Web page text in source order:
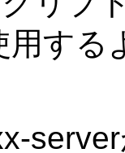
用する